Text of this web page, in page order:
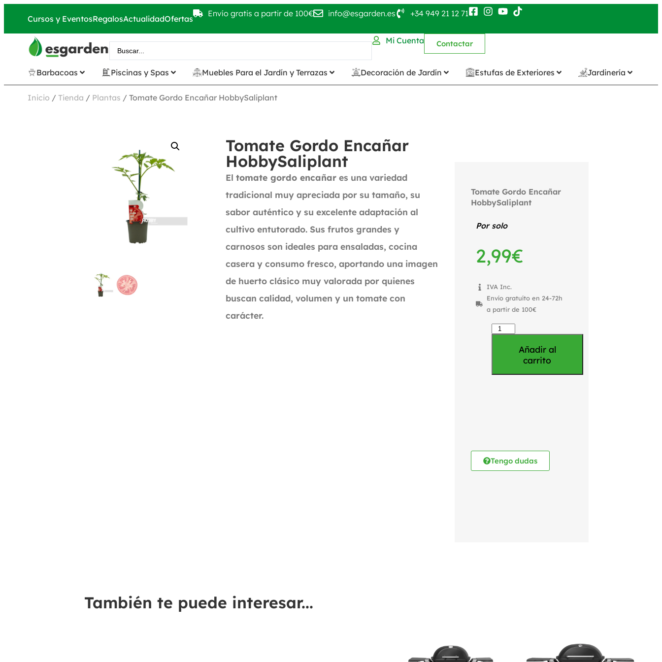
Cursos y EventosRegalosActualidadOfertas
Envío gratis a partir de 100€ info@esgarden.es +34 949 21 12 71
Mi Cuenta Contactar
Barbacoas Piscinas y Spas Muebles Para el Jardín y Terrazas Decoración de Jardín Estufas de Exteriores Jardinería
Inicio / Tienda / Plantas / Tomate Gordo Encañar HobbySaliplant
Tomate Gordo Encañar
HobbySaliplant
Eltomate gordo encañar es una variedad
tradicional muy apreciada por su tamaño, su
sabor auténtico y su excelente adaptación al
cultivo entutorado. Sus frutos grandes y
carnosos son ideales para ensaladas, cocina
casera y consumo fresco, aportando una imagen
de huerto clásico muy valorada por quienes
buscan calidad, volumen y un tomate con
carácter.
Tomate Gordo Encañar
HobbySaliplant
Por solo
2,99€
IVA Inc.
Envío gratuíto en 24-72h
a partir de 100€
Añadir al
carrito
Tengo dudas
También te puede interesar...